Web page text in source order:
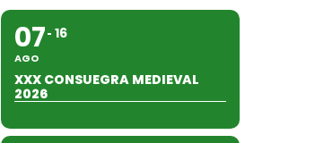
07
AGO
16
XXX CONSUEGRA MEDIEVAL
2026